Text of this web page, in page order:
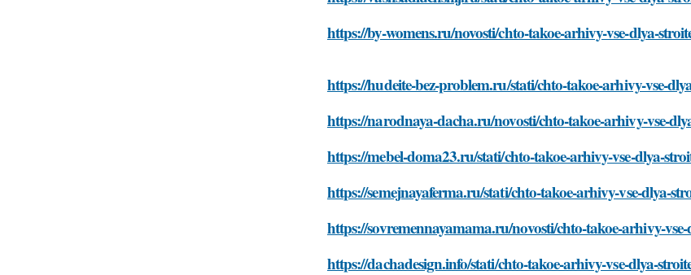
https://by-womens.ru/novosti/chto-takoe-arhivy-vse-dlya-
https://hudeite-bez-problem.ru/stati/chto-takoe-arhivy-vse-
https://narodnaya-dacha.ru/novosti/chto-takoe-arhivy-vse-
https://mebel-doma23.ru/stati/chto-takoe-arhivy-vse-dlya-
https://semejnayaferma.ru/stati/chto-takoe-arhivy-vse-dlya-
https://sovremennayamama.ru/novosti/chto-takoe-arhivy-
https://dachadesign.info/stati/chto-takoe-arhivy-vse-dlya-